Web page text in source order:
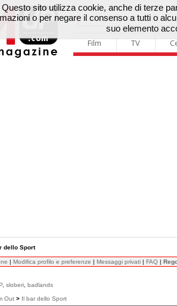
Film TV
dello Sport
| Modifica profilo e preferenze | Messaggi privati | FAQ |
sloberi badlands
Out > Il bar dello Sport
Questo sito utilizza cookie, anche di terze
o per negare il consenso a tutti o
suo elemento